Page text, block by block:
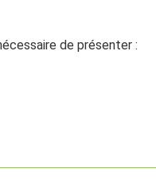
de présenter :